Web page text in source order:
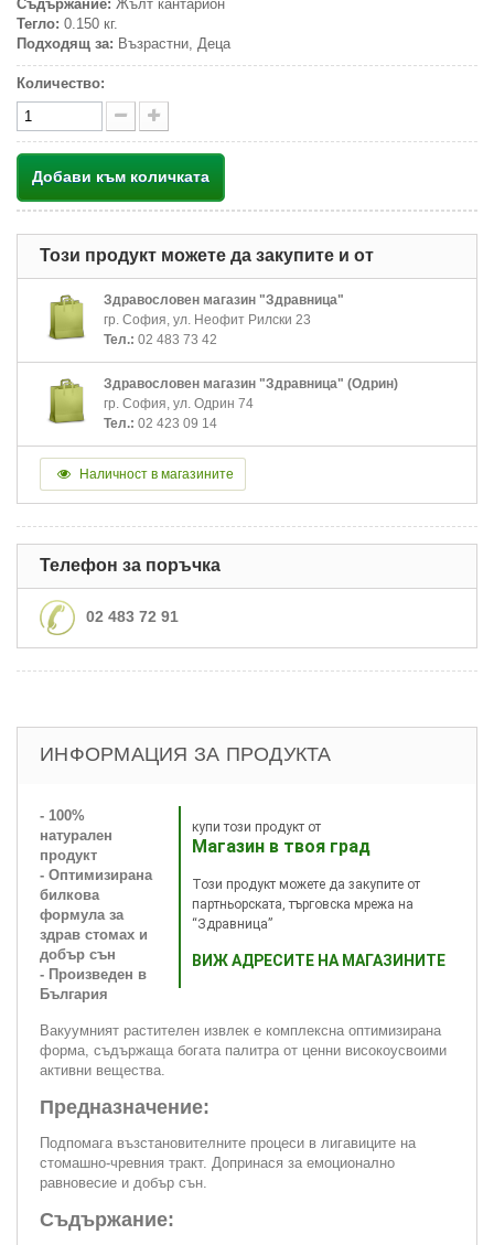
Съдържание: Жълт кантарион
Тегло: 0.150 кг.
Подходящ за: Възрастни, Деца
Количество:
Добави към количката
Този продукт можете да закупите и от
Здравословен магазин "Здравница"
гр. София, ул. Неофит Рилски 23
Тел.: 02 483 73 42
Здравословен магазин "Здравница" (Одрин)
гр. София, ул. Одрин 74
Тел.: 02 423 09 14
Наличност в магазините
Телефон за поръчка
02 483 72 91
ИНФОРМАЦИЯ ЗА ПРОДУКТА
купи този продукт от
Магазин в твоя град
Този продукт можете да закупите от
партньорската, търговска мрежа на
“Здравница”
ВИЖ АДРЕСИТЕ НА МАГАЗИНИТЕ
- 100%
натурален
продукт
- Оптимизирана
билкова
формула за
здрав стомах и
добър сън
- Произведен в
България
Вакуумният растителен извлек е комплексна оптимизирана
форма, съдържаща богата палитра от ценни високоусвоими
активни вещества.
Предназначение:
Подпомага възстановителните процеси в лигавиците на
стомашно-чревния тракт. Допринася за емоционално
равновесие и добър сън.
Съдържание: